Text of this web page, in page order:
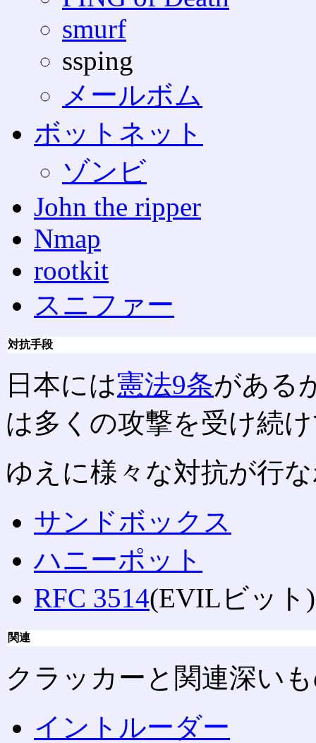
smurf
ssping
メールボム
ボットネット
ゾンビ
John the ripper
Nmap
rootkit
スニファー
対抗手段
日本には憲法9条がある
は多くの攻撃を受け続
ゆえに様々な対抗が行
サンドボックス
ハニーポット
RFC 3514(EVILビット)
関連
クラッカーと関連深い
イントルーダー